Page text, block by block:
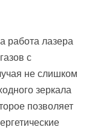
работа лазера
с
не слишком
зеркала
позволяет